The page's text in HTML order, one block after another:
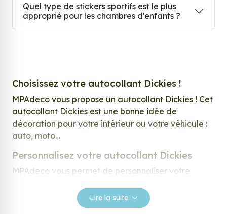
Quel type de stickers sportifs est le plus
approprié pour les chambres d'enfants ?
Choisissez votre autocollant Dickies !
MPAdeco vous propose un autocollant Dickies ! Cet
autocollant Dickies est une bonne idée de
décoration pour votre intérieur ou votre véhicule :
auto, moto…
Personnalisez votre autocollant Dickies
MPAdeco vous permet de personnaliser votre
Quantité, taille mais aussi forme, votre souhait sera
exhaussé. De nombreuses tailles sont disponibles
Lire la suite